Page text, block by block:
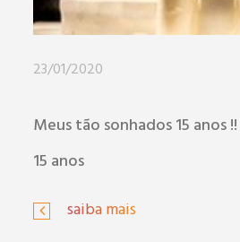
23/01/2020
Meus tão sonhados 15 anos
15 anos
saiba mais